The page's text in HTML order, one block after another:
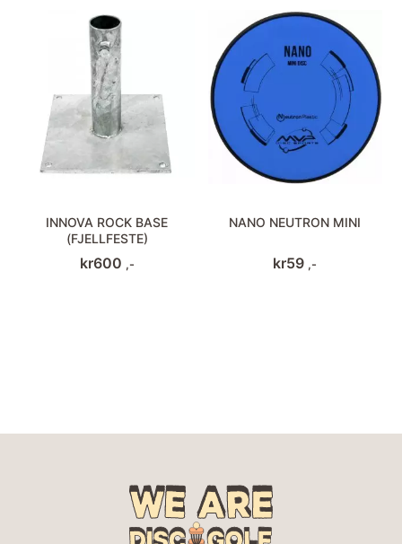
INNOVA ROCK BASE
(FJELLFESTE)
kr600 ,-
NANO NEUTRON MINI
kr59 ,-